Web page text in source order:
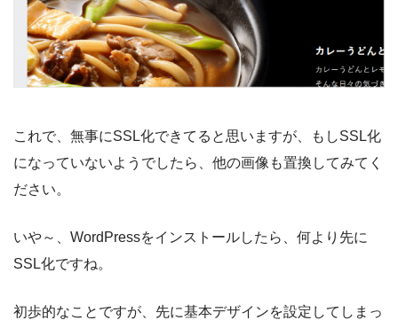
これで、無事にSSL化できてると思いますが、もしSSL化
になっていないようでしたら、他の画像も置換してみてく
ださい。
いや～、WordPressをインストールしたら、何より先に
SSL化ですね。
初歩的なことですが、先に基本デザインを設定してしまっ